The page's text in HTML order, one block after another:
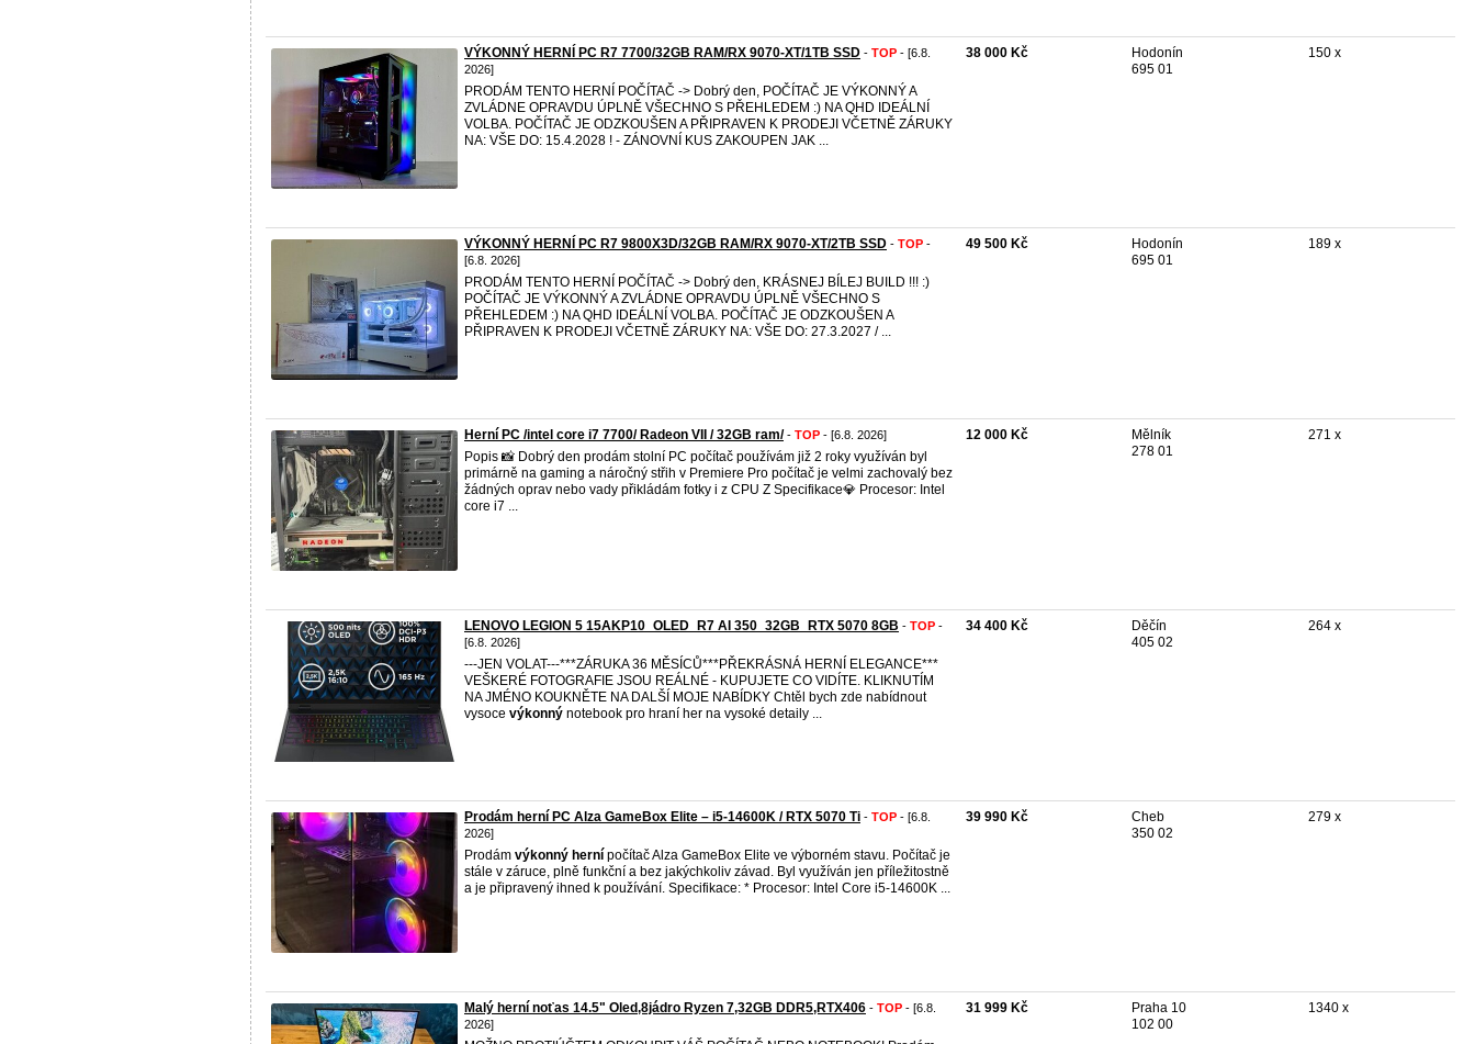
VÝKONNÝ HERNÍ PC R7 7700/32GB RAM/RX 9070-XT/1TB SSD - TOP - [6.8.
2026]
PRODÁM TENTO HERNÍ POČÍTAČ -> Dobrý den, POČÍTAČ JE VÝKONNÝ A
ZVLÁDNE OPRAVDU ÚPLNĚ VŠECHNO S PŘEHLEDEM :) NA QHD IDEÁLNÍ
VOLBA. POČÍTAČ JE ODZKOUŠEN A PŘIPRAVEN K PRODEJI VČETNĚ ZÁRUKY
NA: VŠE DO: 15.4.2028 ! - ZÁNOVNÍ KUS ZAKOUPEN JAK ...
38 000 Kč
Hodonín
695 01
150 x
VÝKONNÝ HERNÍ PC R7 9800X3D/32GB RAM/RX 9070-XT/2TB SSD - TOP -
[6.8. 2026]
PRODÁM TENTO HERNÍ POČÍTAČ -> Dobrý den, KRÁSNEJ BÍLEJ BUILD !!! :)
POČÍTAČ JE VÝKONNÝ A ZVLÁDNE OPRAVDU ÚPLNĚ VŠECHNO S
PŘEHLEDEM :) NA QHD IDEÁLNÍ VOLBA. POČÍTAČ JE ODZKOUŠEN A
PŘIPRAVEN K PRODEJI VČETNĚ ZÁRUKY NA: VŠE DO: 27.3.2027 / ...
49 500 Kč
Hodonín
695 01
189 x
Herní PC /intel core i7 7700/ Radeon VII / 32GB ram/- TOP - [6.8. 2026]
Popis 📸 Dobrý den prodám stolní PC počítač používám již 2 roky využíván byl
primárně na gaming a náročný střih v Premiere Pro počítač je velmi zachovalý bez
žádných oprav nebo vady přikládám fotky i z CPU Z Specifikace💎 Procesor: Intel
core i7 ...
12 000 Kč
Mělník
278 01
271 x
LENOVO LEGION 5 15AKP10_OLED_R7 AI 350_32GB_RTX 5070 8GB - TOP -
[6.8. 2026]
---JEN VOLAT---***ZÁRUKA 36 MĚSÍCŮ***PŘEKRÁSNÁ HERNÍ ELEGANCE***
VEŠKERÉ FOTOGRAFIE JSOU REÁLNÉ - KUPUJETE CO VIDÍTE. KLIKNUTÍM
NA JMÉNO KOUKNĚTE NA DALŠÍ MOJE NABÍDKY Chtěl bych zde nabídnout
vysoce výkonný notebook pro hraní her na vysoké detaily ...
34 400 Kč
Děčín
405 02
264 x
Prodám herní PC Alza GameBox Elite – i5-14600K / RTX 5070 Ti - TOP - [6.8.
2026]
Prodám výkonný herní počítač Alza GameBox Elite ve výborném stavu. Počítač je
stále v záruce, plně funkční a bez jakýchkoliv závad. Byl využíván jen příležitostně
a je připravený ihned k používání. Specifikace: * Procesor: Intel Core i5-14600K ...
39 990 Kč
Cheb
350 02
279 x
Malý herní noťas 14.5" Oled,8jádro Ryzen 7,32GB DDR5,RTX406 - TOP - [6.8.
2026]
31 999 Kč
Praha 10
102 00
1340 x